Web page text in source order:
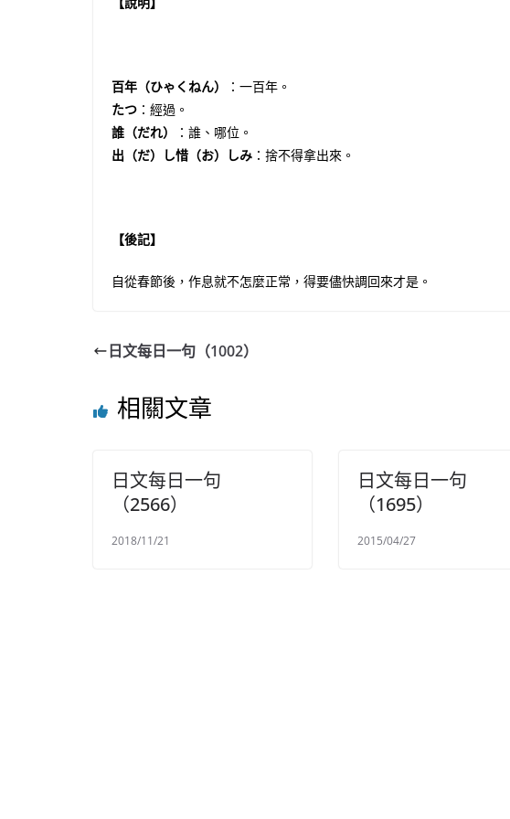
百年（ひゃくねん）
：一百年。
たつ ：經過。
誰（だれ）
：誰、哪位。
出（だ）し惜（お）しみ ：捨不得拿出來。
【後記】
自從春節後，作息就不怎麼正常，得要儘快調回來才是。
日文每日一句（1002）
相關文章
日文每日一句
（2566）
2018/11/21
日文每日一句
（1695）
2015/04/27